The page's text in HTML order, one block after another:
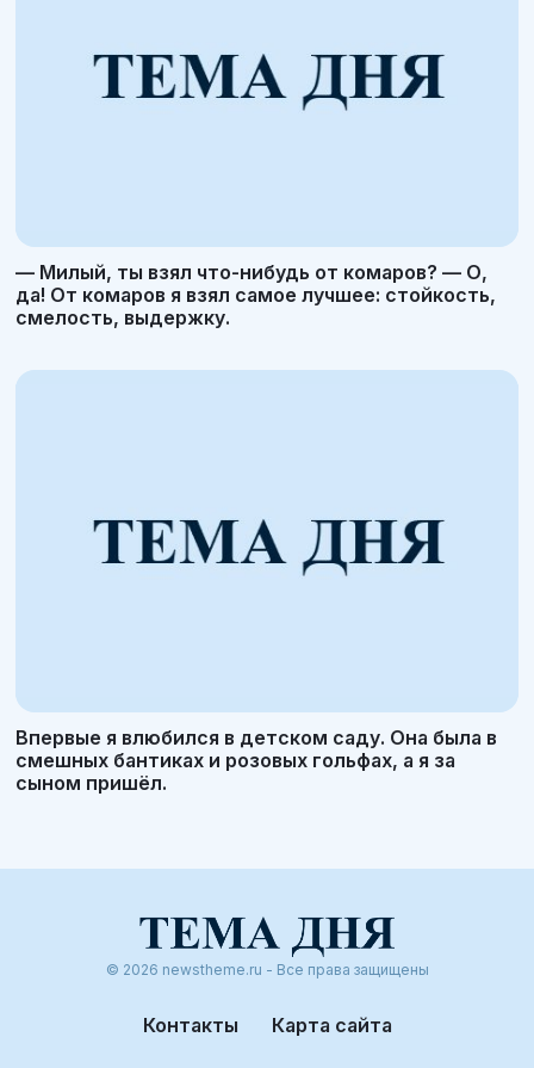
— Милый, ты взял что-нибудь от комаров? — О,
да! От комаров я взял самое лучшее: стойкость,
смелость, выдержку.
Впервые я влюбился в детском саду. Она была в
смешных бантиках и розовых гольфах, а я за
сыном пришёл.
© 2026 newstheme.ru - Все права защищены
Контакты Карта сайта